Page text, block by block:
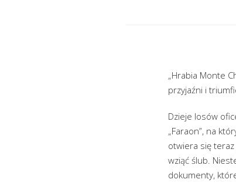
„Hrabia Monte
przyjaźni i
Dzieje losów
„Faraon”, na
otwiera się
wziąć ślub.
dokumenty,